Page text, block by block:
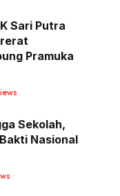
Sari Putra
Pramuka
Sekolah,
Nasional